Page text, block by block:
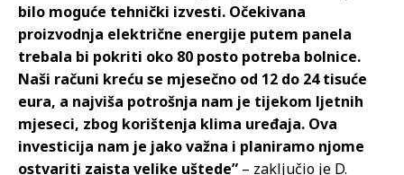
bilo moguće tehnički izvesti. Očekivana
proizvodnja električne energije putem panela
trebala bi pokriti oko 80 posto potreba bolnice.
Naši računi kreću se mjesečno od 12 do 24 tisuće
eura, a najviša potrošnja nam je tijekom ljetnih
mjeseci, zbog korištenja klima uređaja. Ova
investicija nam je jako važna i planiramo njome
ostvariti zaista velike uštede” – zaključio je D.